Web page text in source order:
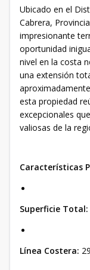
Ubicado en el
Cabrera,
impresionante
oportunidad
nivel en la costa
una extensión
aproximadamente
esta propiedad
excepcionales
valiosas de la
Características
Superficie Total:
Línea Costera: